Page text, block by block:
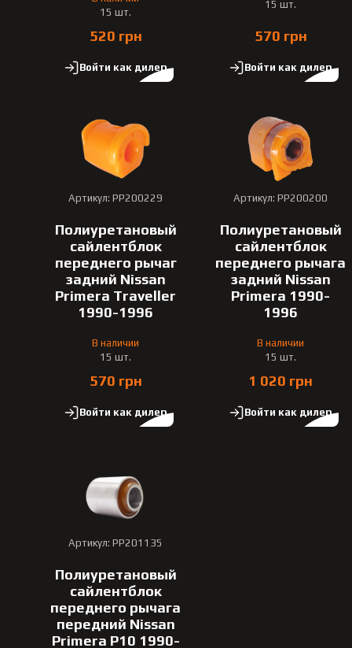
15 шт.
520 грн
Войти как дилер
15 шт.
570 грн
Войти как дилер
Артикул: PP200229
Полиуретановый
сайлентблок
переднего рычаг
задний Nissan
Primera Traveller
1990-1996
В наличии
15 шт.
570 грн
Войти как дилер
Артикул: PP200200
Полиуретановый
сайлентблок
переднего рычага
задний Nissan
Primera 1990-
1996
В наличии
15 шт.
1 020 грн
Войти как дилер
Артикул: PP201135
Полиуретановый
сайлентблок
переднего рычага
передний Nissan
Primera P10 1990-